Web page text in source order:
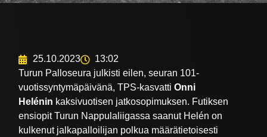
25.10.2023
13:02
Turun Palloseura julkisti eilen, seuran 101-
vuotissyntymäpäivänä, TPS-kasvattiOnni
Helénin kaksivuotisen jatkosopimuksen. Futiksen
ensiopit Turun Nappulaliigassa saanut Helén on
kulkenut jalkapalloilijan polkua määrätietoisesti